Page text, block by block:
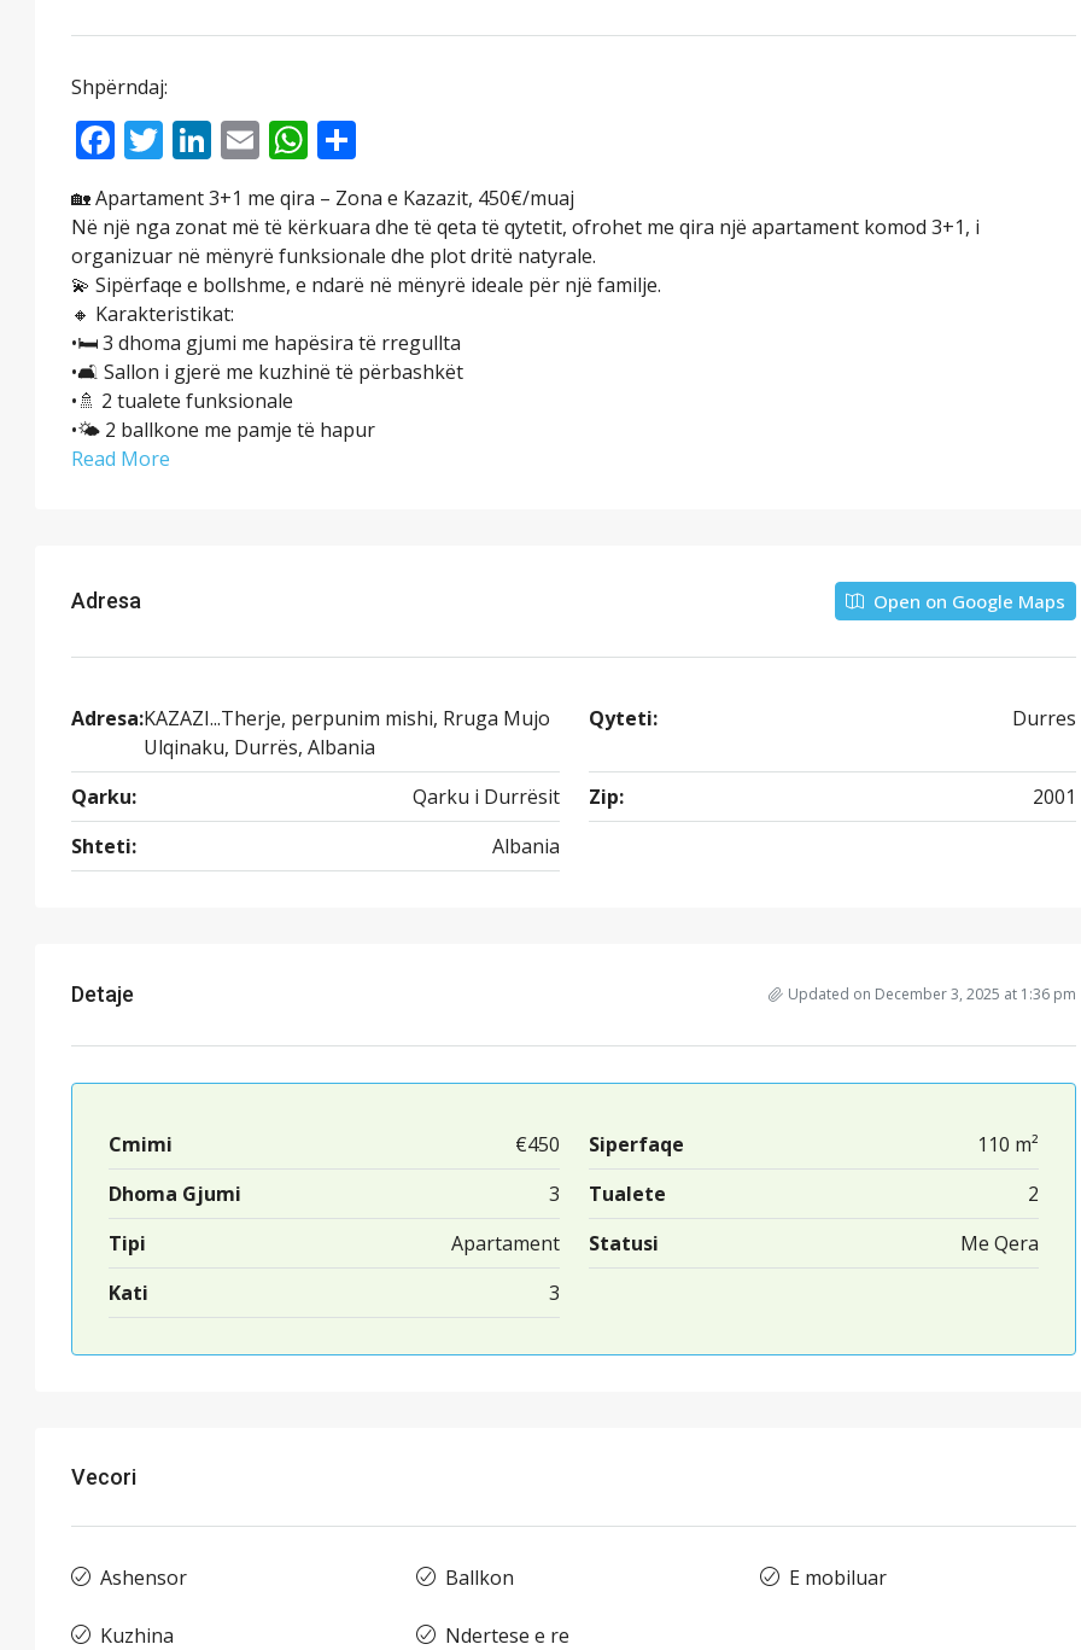
Shpërndaj:
Facebook
Twitter
LinkedIn
EmailWhatsApp
🏡 Apartament 3+1 me qira – Zona e Kazazit, 450€/muaj
Në një nga zonat më të kërkuara dhe të qeta të qytetit, ofrohet me qira një apartament komod 3+1, i
organizuar në mënyrë funksionale dhe plot dritë natyrale.
💫 Sipërfaqe e bollshme, e ndarë në mënyrë ideale për një familje.
🔸 Karakteristikat:
•🛏 3 dhoma gjumi me hapësira të rregullta
•🛋 Sallon i gjerë me kuzhinë të përbashkët
•🚿 2 tualete funksionale
•🌤 2 ballkone me pamje të hapur
Read More
Adresa Open on Google Maps
Adresa:KAZAZI...Therje, perpunim mishi, Rruga Mujo
Ulqinaku, Durrës, Albania
Qyteti: Durres
Qarku: Qarku i Durrësit Zip:
2001
Shteti:
Albania
Detaje Updated on December 3, 2025 at 1:36 pm
Cmimi €450 Siperfaqe
110 m²
Dhoma Gjumi
3 Tualete
2
Tipi
Apartament Statusi
Me Qera
Kati
3
Vecori
Ashensor Ballkon E mobiluar
Kuzhina Ndertese e re